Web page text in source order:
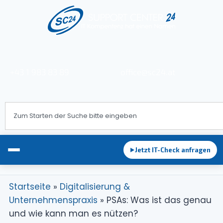
EDV-Betreuung
►Jetzt IT-Check anfragen
Startseite » Digitalisierung &
Unternehmenspraxis » PSAs: Was ist das genau
und wie kann man es nützen?